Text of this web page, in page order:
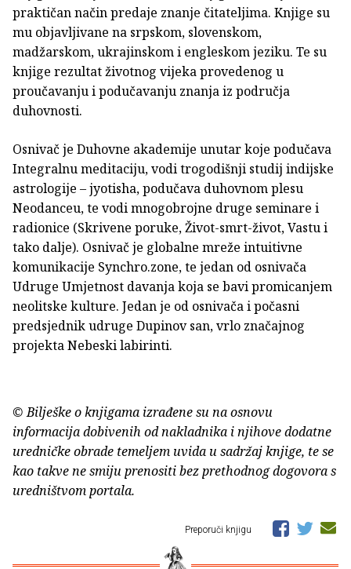
praktičan način predaje znanje čitateljima. Knjige su
mu objavljivane na srpskom, slovenskom,
madžarskom, ukrajinskom i engleskom jeziku. Te su
knjige rezultat životnog vijeka provedenog u
proučavanju i podučavanju znanja iz područja
duhovnosti.
Osnivač je Duhovne akademije unutar koje podučava
Integralnu meditaciju, vodi trogodišnji studij indijske
astrologije – jyotisha, podučava duhovnom plesu
Neodanceu, te vodi mnogobrojne druge seminare i
radionice (Skrivene poruke, Život-smrt-život, Vastu i
tako dalje). Osnivač je globalne mreže intuitivne
komunikacije Synchro.zone, te jedan od osnivača
Udruge Umjetnost davanja koja se bavi promicanjem
neolitske kulture. Jedan je od osnivača i počasni
predsjednik udruge Dupinov san, vrlo značajnog
projekta Nebeski labirinti.
© Bilješke o knjigama izrađene su na osnovu
informacija dobivenih od nakladnika i njihove dodatne
uredničke obrade temeljem uvida u sadržaj knjige, te se
kao takve ne smiju prenositi bez prethodnog dogovora s
uredništvom portala.
Preporuči knjigu